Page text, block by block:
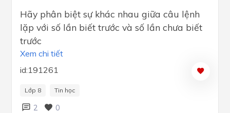
Hãy phân biệt sự khác nhau giữa câu lệnh
lặp với số lần biết trước và số lần chưa biết
trước
Xem chi tiết
id:191261
Lớp 8 Tin học
2 0